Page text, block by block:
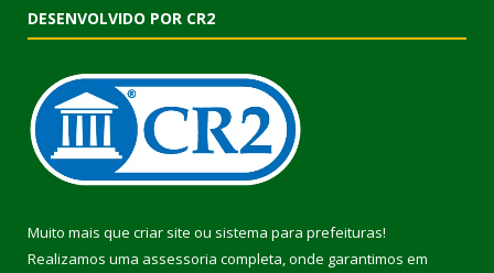
DESENVOLVIDO POR CR2
Muito mais que criar site ou sistema para prefeituras!
Realizamos uma assessoria completa, onde garantimos em